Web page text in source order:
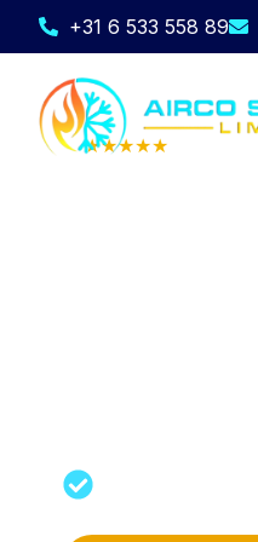
+31 6 533 558 89
★★★★★